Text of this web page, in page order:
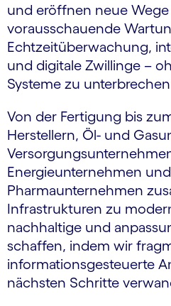
und eröffnen neue
vorausschauende
Echtzeitüberwachung,
und digitale Zwillinge –
Systeme zu
Von der Fertigung bis
Herstellern, Öl- und
Energieunternehmen
Pharmaunternehmen
Infrastrukturen zu
nachhaltige und
schaffen, indem wir
informationsgesteuerte
nächsten Schritte